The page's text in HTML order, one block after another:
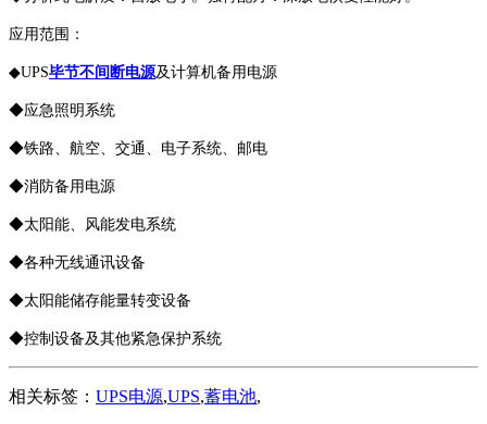
应用范围：
◆UPS毕节不间断电源及计算机备用电源
◆应急照明系统
◆铁路、航空、交通、电子系统、邮电
◆消防备用电源
◆太阳能、风能发电系统
◆各种无线通讯设备
◆太阳能储存能量转变设备
◆控制设备及其他紧急保护系统
相关标签： UPS电源,UPS,蓄电池,